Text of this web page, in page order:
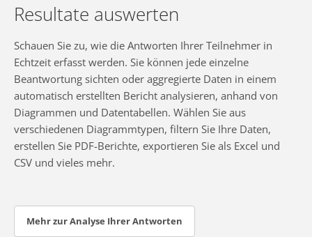
Resultate auswerten
Schauen Sie zu, wie die Antworten Ihrer Teilnehmer in
Echtzeit erfasst werden. Sie können jede einzelne
Beantwortung sichten oder aggregierte Daten in einem
automatisch erstellten Bericht analysieren, anhand von
Diagrammen und Datentabellen. Wählen Sie aus
verschiedenen Diagrammtypen, filtern Sie Ihre Daten,
erstellen Sie PDF-Berichte, exportieren Sie als Excel und
CSV und vieles mehr.
Mehr zur Analyse Ihrer Antworten